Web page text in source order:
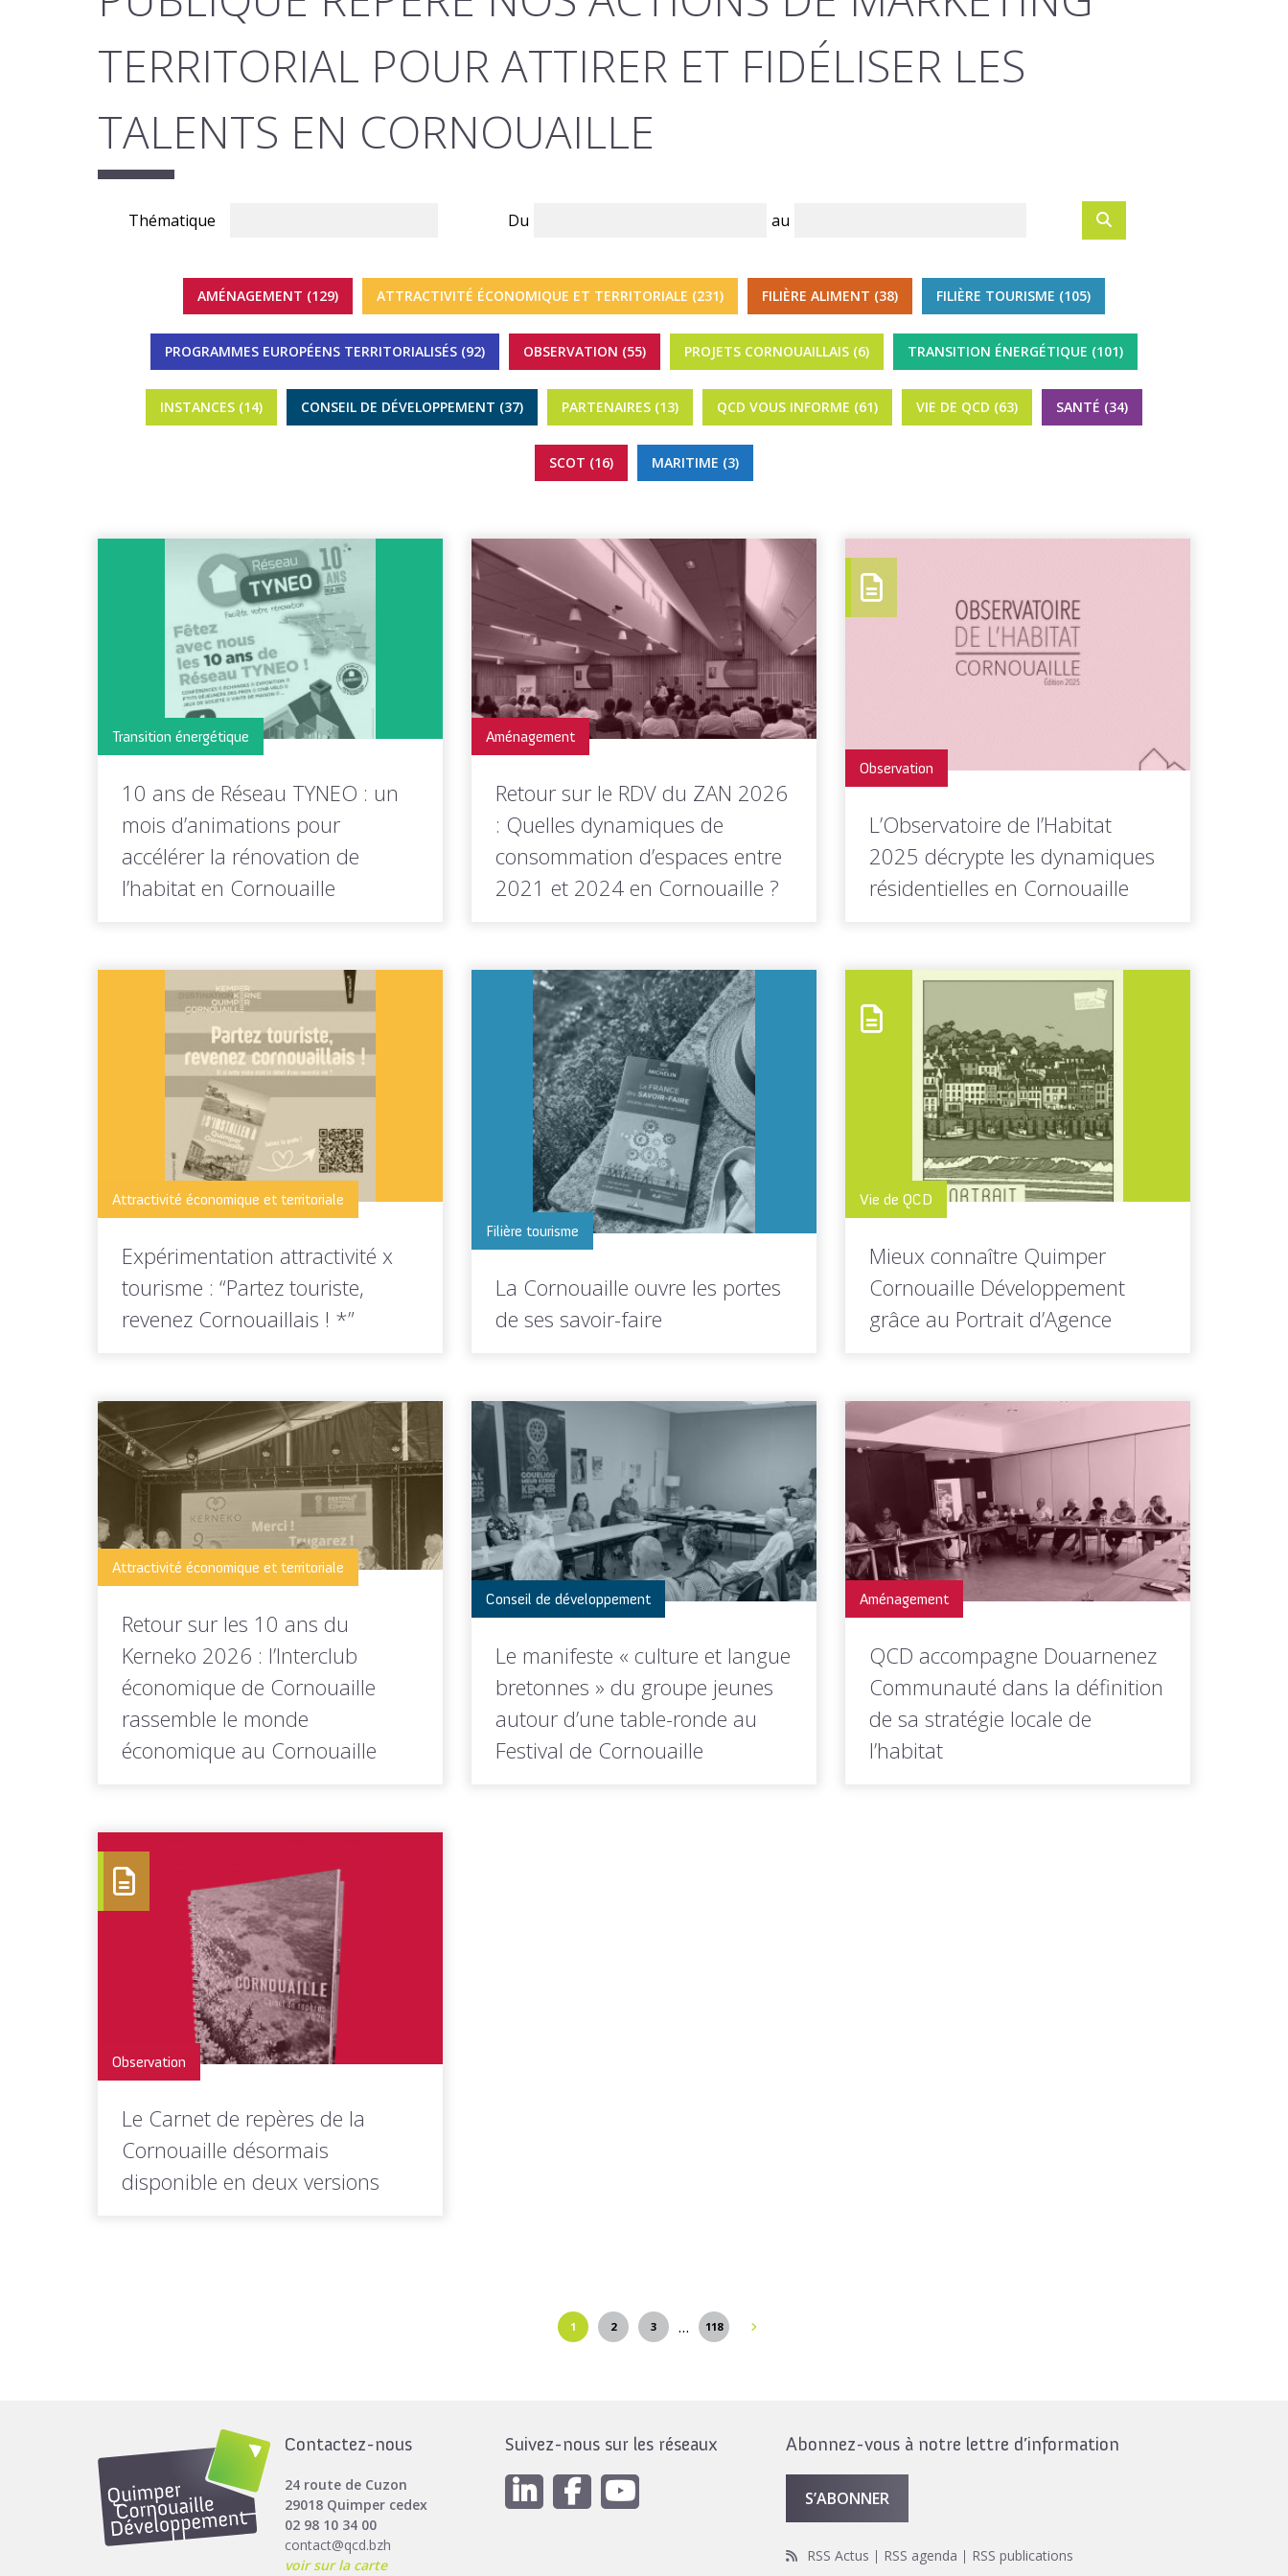
TERRITORIAL POUR ATTIRER ET FIDÉLISER LES
TALENTS EN CORNOUAILLE
Thématique Du au
AMÉNAGEMENT (129) ATTRACTIVITÉ ÉCONOMIQUE ET TERRITORIALE (231) FILIÈRE ALIMENT (38) FILIÈRE TOURISME (105)
PROGRAMMES EUROPÉENS TERRITORIALISÉS (92) OBSERVATION (55) PROJETS CORNOUAILLAIS (6) TRANSITION ÉNERGÉTIQUE (101)
INSTANCES (14) CONSEIL DE DÉVELOPPEMENT (37) PARTENAIRES (13) QCD VOUS INFORME (61) VIE DE QCD (63) SANTÉ (34)
SCOT (16) MARITIME (3)
Transition énergétique
10 ans de Réseau TYNEO : un
mois d’animations pour
accélérer la rénovation de
l’habitat en Cornouaille
des habitants Depuis...
Toutes les actus de cette
LIRE LA
Aménagement
Retour sur le RDV du ZAN 2026
: Quelles dynamiques de
consommation d’espaces entre
2021 et 2024 en Cornouaille ?
d'Occupation du Sol (MOS) breton...
Toutes les actus de cette
rubrique
LIRE LA
SUITE
Observation
L’Observatoire de l’Habitat
2025 décrypte les dynamiques
résidentielles en Cornouaille
logements en Cornouaille ? Comment...
Toutes les actus de cette
LIRE LA
SUITE
Attractivité économique et territoriale
Expérimentation attractivité x
tourisme : “Partez touriste,
revenez Cornouaillais ! *”
moment pour parler d'installation ?"...
Toutes les actus de cette
rubrique
LIRE LA
SUITE
Filière tourisme
La Cornouaille ouvre les portes
de ses savoir-faire
biscuiteries ou producteurs locaux… En
Cornouaille, de nombreuses entreprises...
Toutes les actus de cette
rubrique
SUITE
Vie de QCD
Mieux connaître Quimper
Cornouaille Développement
grâce au Portrait d’Agence
Développement ? Quelles sont ses
missions, ses...
Toutes les actus de cette
rubrique
LIRE LA
SUITE
Attractivité économique et territoriale
Retour sur les 10 ans du
Kerneko 2026 : l’Interclub
économique de Cornouaille
rassemble le monde
économique au Cornouaille
Développement était présente lors...
Toutes les actus de cette
Conseil de développement
Le manifeste « culture et langue
bretonnes » du groupe jeunes
autour d’une table-ronde au
Festival de Cornouaille
Aménagement
QCD accompagne Douarnenez
Communauté dans la définition
de sa stratégie locale de
l’habitat
Observation
Le Carnet de repères de la
Cornouaille désormais
disponible en deux versions
1 2 3 … 118
Contactez-nous
24 route de Cuzon
29018 Quimper cedex
02 98 10 34 00
contact@qcd.bzh
voir sur la carte
Suivez-nous sur les réseaux Abonnez-vous à notre lettre d’information
S’ABONNER
RSS Actus RSS agenda RSS publications